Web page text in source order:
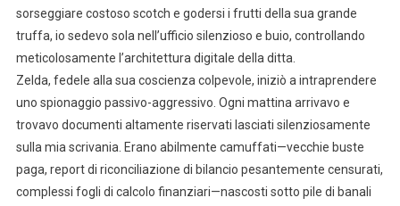
sorseggiare costoso scotch e godersi i frutti della sua grande
truffa, io sedevo sola nell’ufficio silenzioso e buio, controllando
meticolosamente l’architettura digitale della ditta.
Zelda, fedele alla sua coscienza colpevole, iniziò a intraprendere
uno spionaggio passivo-aggressivo. Ogni mattina arrivavo e
trovavo documenti altamente riservati lasciati silenziosamente
sulla mia scrivania. Erano abilmente camuffati—vecchie buste
paga, report di riconciliazione di bilancio pesantemente censurati,
complessi fogli di calcolo finanziari—nascosti sotto pile di banali